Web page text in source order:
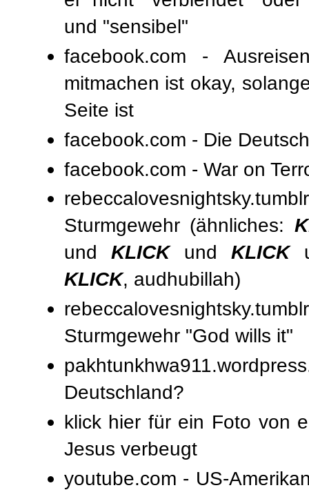
und "sensibel"
facebook.com -
mitmachen ist okay,
Seite ist
facebook.com - Die
facebook.com - War on
Sturmgewehr(ähnliches:
undKLICK undKLICK
KLICK, audhubillah)
Sturmgewehr "God wills it"
Deutschland?
klick hier für ein Foto von
Jesus verbeugt
youtube.com - US-